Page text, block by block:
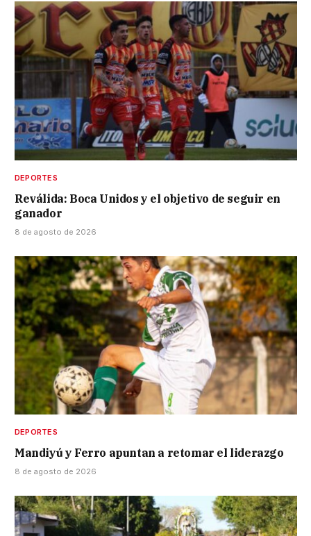
DEPORTES
Reválida: Boca Unidos y el objetivo de seguir en
ganador
8 de agosto de 2026
DEPORTES
Mandiyú y Ferro apuntan a retomar el liderazgo
8 de agosto de 2026